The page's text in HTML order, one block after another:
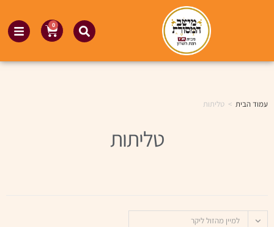
0
עמוד הבית > טליתות
טליתות
למיין מהזול ליקר